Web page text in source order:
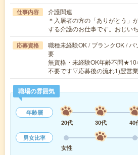
仕事内容
介護関連
＊入居者の方の「ありがとう」
する介護のお仕事です。おじい
応募資格
職種未経験OK / ブランクOK /
要
無資格・未経験OK年齢不問
不要です▽応募後の流れ1)翌営
職場の雰囲気
年齢層
20代
30代 40
男女比率
女性